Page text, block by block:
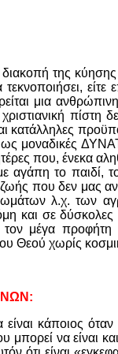
της κύησης
τεκνοποιήσει,
μια
κατάλληλες
ως μοναδικές
που, ένεκα
αγάπη το παιδί,
που δεν μας
λ.χ. των
και σε
μέγα προφήτη
Θεού χωρίς
κάποιος
μπορεί να είναι